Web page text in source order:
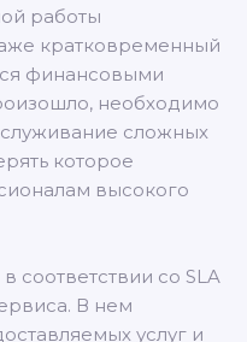
работы
кратковременный
финансовыми
необходимо
сложных
которое
высокого
соответствии со SLA
В нем
услуг и